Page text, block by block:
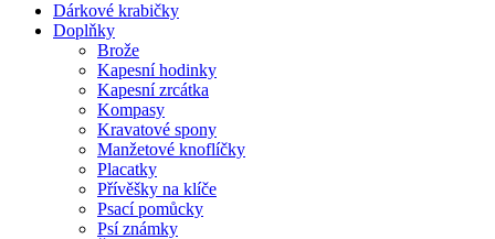
Dárkové krabičky
Doplňky
Brože
Kapesní hodinky
Kapesní zrcátka
Kompasy
Kravatové spony
Manžetové knoflíčky
Placatky
Přívěšky na klíče
Psací pomůcky
Psí známky